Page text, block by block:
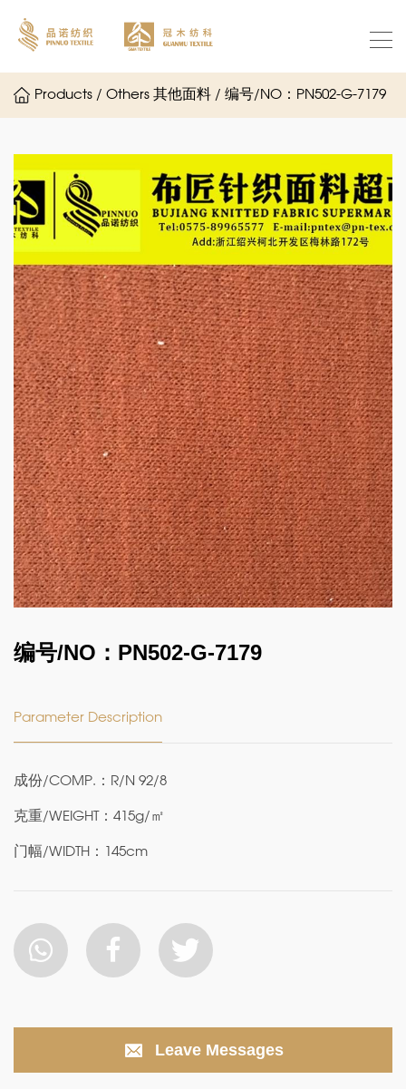
Products / Others 其他面料 / 编号/NO：PN502-G-7179
编号/NO：PN502-G-7179
Parameter Description
成份/COMP.：R/N 92/8
克重/WEIGHT：415g/㎡
门幅/WIDTH：145cm
Leave Messages